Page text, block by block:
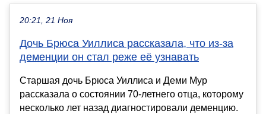
20:21, 21 Ноя
Дочь Брюса Уиллиса рассказала, что из-за
деменции он стал реже её узнавать
Старшая дочь Брюса Уиллиса и Деми Мур
рассказала о состоянии 70-летнего отца, которому
несколько лет назад диагностировали деменцию.